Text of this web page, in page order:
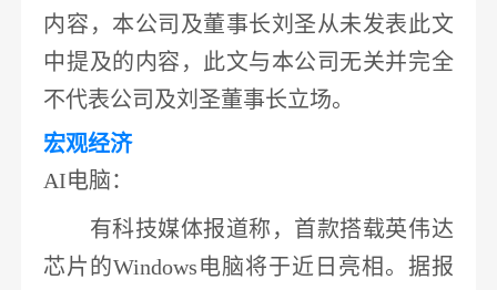
内容，本公司及董事长刘圣从未发表此文
中提及的内容 ，此文与本公司无关并完全
不代表公司及刘圣董事长立场。
宏观经济
AI电脑：
有科技媒体报道称， 首款搭载英伟达
芯片的Windows电脑将于近日亮相 。据报